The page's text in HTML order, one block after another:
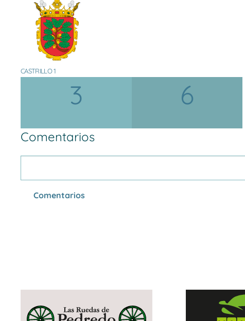
CASTRILLO 1
3 6
Comentarios
Comentarios